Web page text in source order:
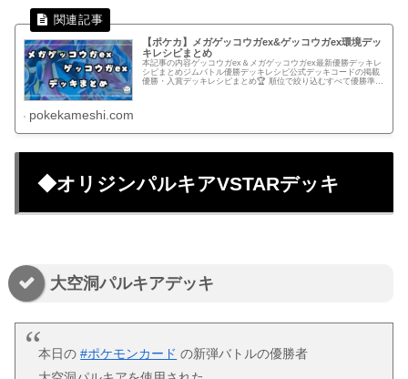
【ポケカ】メガゲッコウガex&ゲッコウガex環境デッ
キレシピまとめ
本記事の内容ゲッコウガex＆メガゲッコウガex最新優勝デッキレ
シピまとめジムバトル優勝デッキレシピ公式デッキコードの掲載
優勝・入賞デッキレシピまとめ🏆 順位で絞り込むすべて優勝準優
pokekameshi.com
◆オリジンパルキアVSTARデッキ
大空洞パルキアデッキ
本日の#ポケモンカード の新弾バトルの優勝者